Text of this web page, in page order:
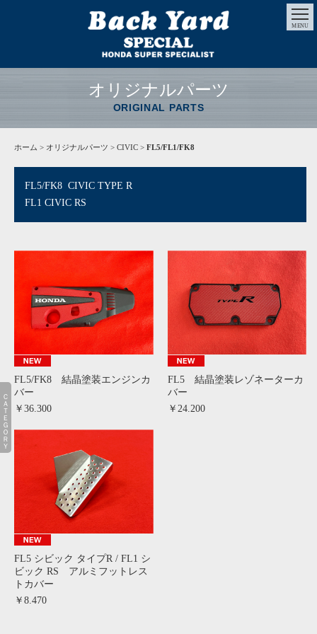
MENU
オリジナルパーツ
ORIGINAL PARTS
ホーム > オリジナルパーツ > CIVIC > FL5/FL1/FK8
FL5/FK8 CIVIC TYPE R
FL1 CIVIC RS
FL5/FK8 結晶塗装エンジンカ
バー
￥36.300
FL5 結晶塗装レゾネーターカ
バー
￥24.200
FL5 シビック タイプR / FL1 シ
ビック RS アルミフットレス
トカバー
￥8.470
ＣＡＴＥＧＯＲＹ